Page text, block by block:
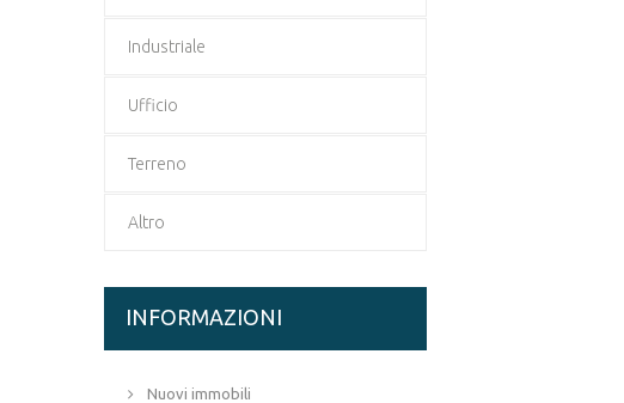
Industriale
Ufficio
Terreno
Altro
INFORMAZIONI
Nuovi immobili